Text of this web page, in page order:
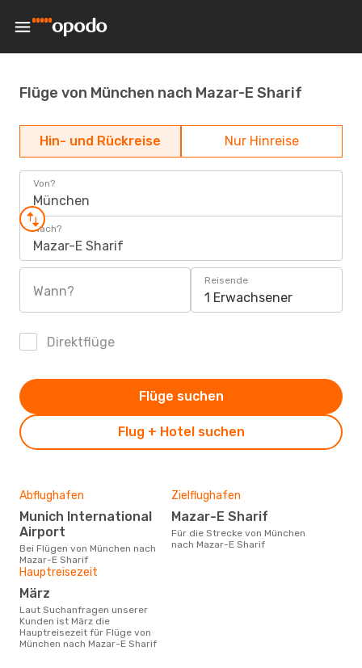
Flüge von München nach Mazar-E Sharif
Hin- und Rückreise Nur Hinreise
Von?
München
Nach?
Mazar-E Sharif
Wann?
Reisende
1 Erwachsener
Direktflüge
Flug + Hotel suchen
Flüge suchen
Abflughafen
Munich International
Airport
Bei Flügen von München nach
Mazar-E Sharif
Zielflughafen
Mazar-E Sharif
Für die Strecke von München
nach Mazar-E Sharif
Hauptreisezeit
März
Laut Suchanfragen unserer
Kunden ist März die
Hauptreisezeit für Flüge von
München nach Mazar-E Sharif